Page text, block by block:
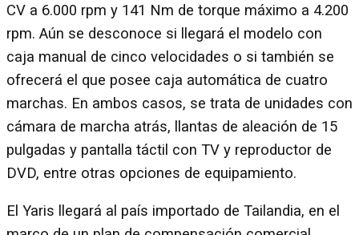
CV a 6.000 rpm y 141 Nm de torque máximo a 4.200
rpm. Aún se desconoce si llegará el modelo con
caja manual de cinco velocidades o si también se
ofrecerá el que posee caja automática de cuatro
marchas. En ambos casos, se trata de unidades con
cámara de marcha atrás, llantas de aleación de 15
pulgadas y pantalla táctil con TV y reproductor de
DVD, entre otras opciones de equipamiento.
El Yaris llegará al país importado de Tailandia, en el